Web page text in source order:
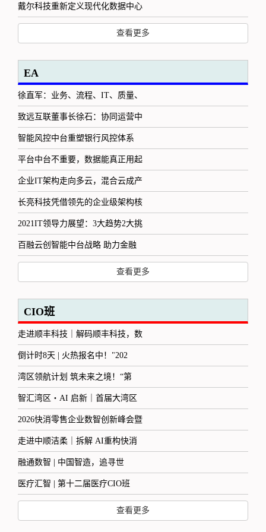
戴尔科技重新定义现代化数据中心
查看更多
EA
徐直军：业务、流程、IT、质量、
致远互联董事长徐石：协同运营中
智能风控中台重塑银行风控体系
平台中台不重要，数据能真正用起
企业IT架构走向多云，混合云成产
长亮科技凭借领先的企业级架构核
2021IT领导力展望：3大趋势2大挑
百融云创智能中台战略 助力金融
查看更多
CIO班
走进顺丰科技｜解码顺丰科技，数
倒计时8天 | 火热报名中！"202
湾区领航计划 筑未来之境！“第
智汇湾区・AI 启新｜首届大湾区
2026快消零售企业数智创新峰会暨
走进中顺洁柔｜拆解 AI重构快消
融通数智 | 中国智造，追寻世
医疗汇智 | 第十二届医疗CIO班
查看更多